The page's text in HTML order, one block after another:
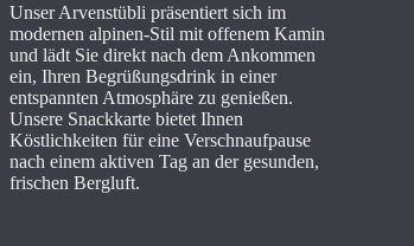
Unser Arvenstübli präsentiert sich im
modernen alpinen-Stil mit offenem Kamin
und lädt Sie direkt nach dem Ankommen
ein, Ihren Begrüßungsdrink in einer
entspannten Atmosphäre zu genießen.
Unsere Snackkarte bietet Ihnen
Köstlichkeiten für eine Verschnaufpause
nach einem aktiven Tag an der gesunden,
frischen Bergluft.